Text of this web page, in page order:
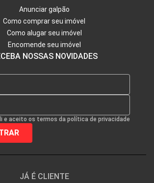
Anunciar galpão
Como comprar seu imóvel
Como alugar seu imóvel
Encomende seu imóvel
NOSSAS NOVIDADES
e aceito os termos da política de privacidade
JÁ É CLIENTE